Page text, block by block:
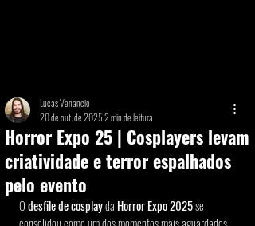
Horror Expo 25 | Cosplayers levam
criatividade e terror espalhados
pelo evento
Lucas Venancio
20 de out. de 20252 min de leitura
O desfile de cosplay da Horror Expo 2025 se